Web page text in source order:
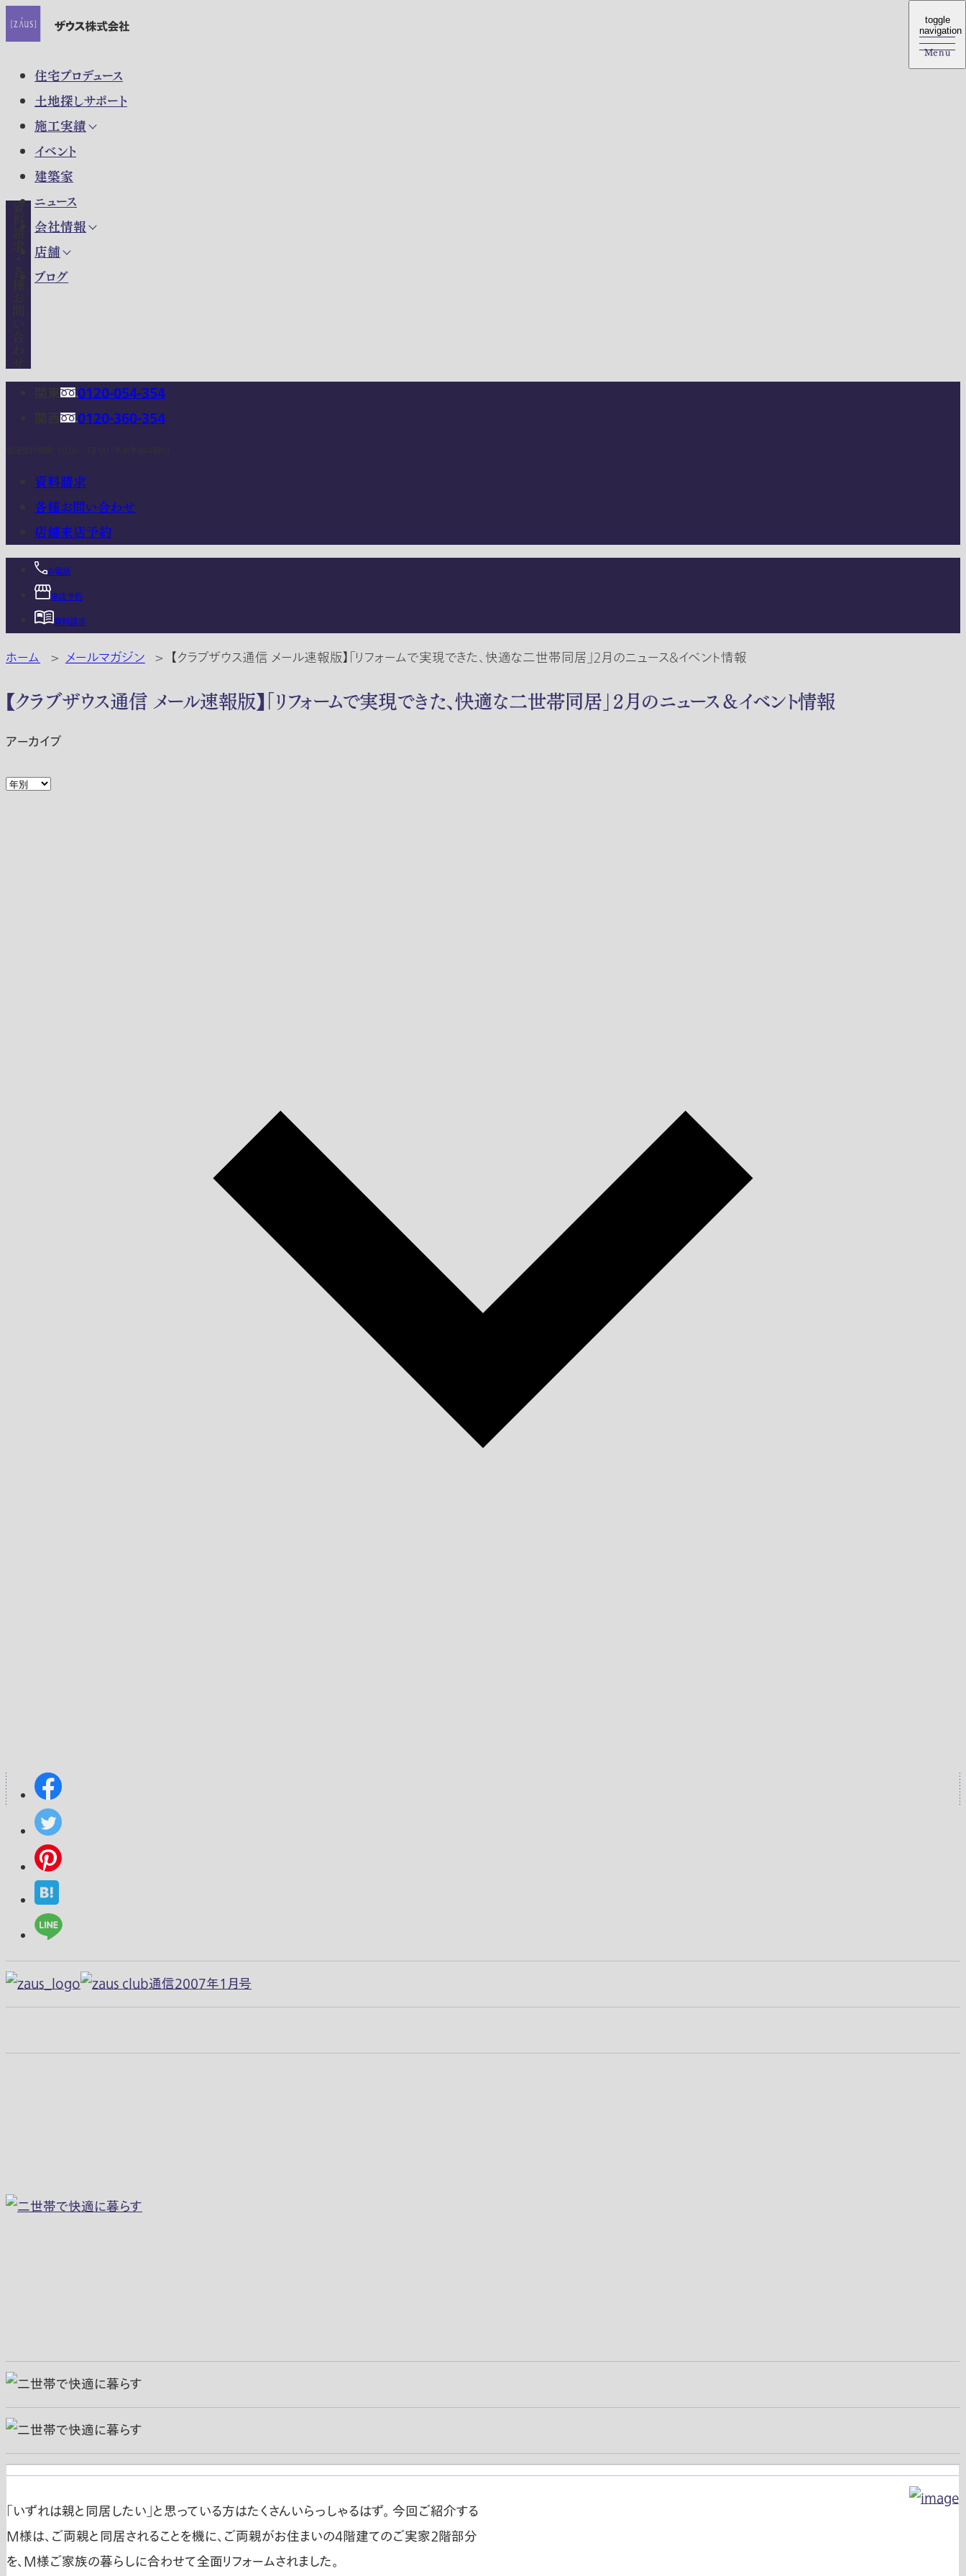
住宅プロデュース
土地探しサポート
施工実績
イベント
建築家
ニュース
会社情報
店舗
ブログ
toggle
navigation
Menu
toggle
navigation
Menu
0120-054-354
0120-360-354
資料請求
各種お問い合わせ
店舗来店予約
お電話
来店予約
資料請求
ホーム > メールマガジン > 【クラブザウス通信 メール速報版】「リフォームで実現できた、快適な二世帯同居」２月のニュース＆イベント情報
【クラブザウス通信 メール速報版】「リフォームで実現できた、快適な二世帯同居」２月のニュース＆イベント情報
アーカイブ
「いずれは親と同居したい」と思っている方はたくさんいらっしゃるはず。 今回ご紹介する
Ｍ様は、ご両親と同居されることを機に、ご両親がお住まいの４階建てのご実家２階部分
を、Ｍ様ご家族の暮らしに合わせて全面リフォームされました。